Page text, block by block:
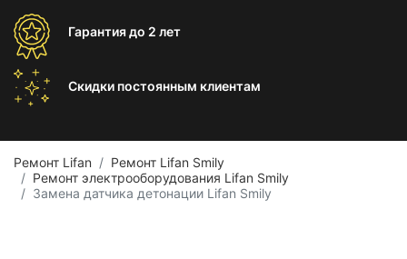
Гарантиядо 2 лет
Скидки постоянным клиентам
Ремонт Lifan
Ремонт Lifan Smily
Ремонт электрооборудования Lifan Smily
Замена датчика детонации Lifan Smily